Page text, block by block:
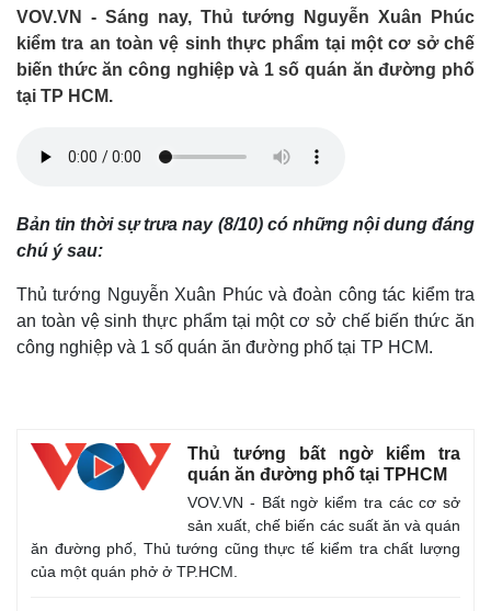
Việc làm
Biển đảo
VOV.VN - Sáng nay, Thủ tướng Nguyễn Xuân Phúc
kiểm tra an toàn vệ sinh thực phẩm tại một cơ sở chế
biến thức ăn công nghiệp và 1 số quán ăn đường phố
tại TP HCM.
Bản tin thời sự trưa nay (8/10) có những nội dung đáng
chú ý sau:
Thủ tướng Nguyễn Xuân Phúc và đoàn công tác kiểm tra
an toàn vệ sinh thực phẩm tại một cơ sở chế biến thức ăn
công nghiệp và 1 số quán ăn đường phố tại TP HCM.
Thủ tướng bất ngờ kiểm tra
quán ăn đường phố tại TPHCM
VOV.VN - Bất ngờ kiểm tra các cơ sở
sản xuất, chế biến các suất ăn và quán
ăn đường phố, Thủ tướng cũng thực tế kiểm tra chất lượng
của một quán phở ở TP.HCM.